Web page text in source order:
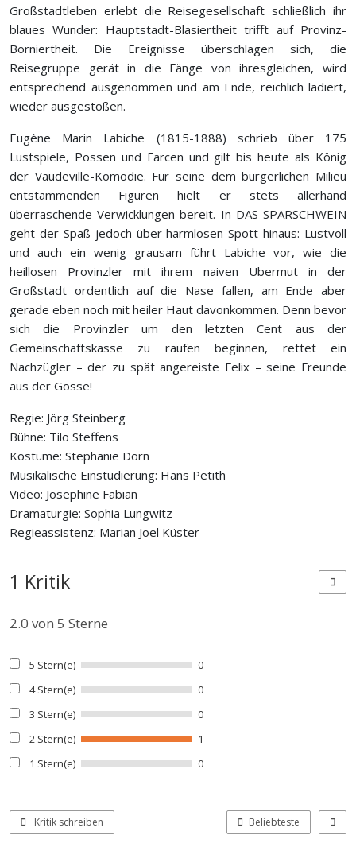
Großstadtle­ben erlebt die Reisegesellschaft schließlich ihr
blaues Wunder: Hauptstadt-Blasiertheit trifft auf Provinz-
Borniertheit. Die Ereignisse überschlagen sich, die
Reisegruppe gerät in die Fänge von ihresgleichen, wird
entsprechend ausgenommen und am Ende, reichlich lädiert,
wieder ausgestoßen.
Eugène Marin Labiche (1815-1888) schrieb über 175
Lustspiele, Possen und Farcen und gilt bis heute als König
der Vaudeville-Komödie. Für seine dem bürgerlichen Milieu
entstammenden Figuren hielt er stets allerhand
überraschende Verwicklungen bereit. In DAS SPARSCHWEIN
geht der Spaß jedoch über harmlosen Spott hinaus: Lustvoll
und auch ein wenig grausam führt Labiche vor, wie die
heillosen Provinzler mit ihrem naiven Übermut in der
Großstadt ordentlich auf die Nase fallen, am Ende aber
gerade eben noch mit heiler Haut davonkommen. Denn bevor
sich die Provinzler um den letzten Cent aus der
Gemeinschaftskasse zu raufen beginnen, rettet ein
Nachzügler – der zu spät angereiste Felix – seine Freunde
aus der Gosse!
Regie: Jörg Steinberg
Bühne: Tilo Steffens
Kostüme: Stephanie Dorn
Musikalische Einstudierung: Hans Petith
Video: Josephine Fabian
Dramaturgie: Sophia Lungwitz
Regieassistenz: Marian Joel Küster
1 Kritik
2.0 von 5 Sterne
5 Stern(e)
0
4 Stern(e)
0
3 Stern(e)
0
2 Stern(e)
1
1 Stern(e)
0
Kritik schreiben Beliebteste